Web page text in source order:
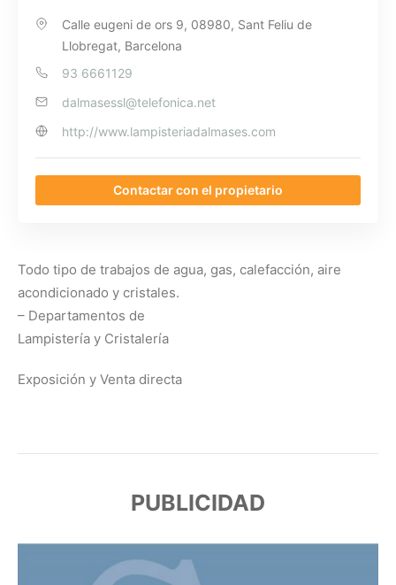
Calle eugeni de ors 9, 08980, Sant Feliu de
Llobregat, Barcelona
93 6661129
dalmasessl@telefonica.net
http://www.lampisteriadalmases.com
Contactar con el propietario
Todo tipo de trabajos de agua, gas, calefacción, aire
acondicionado y cristales.
– Departamentos de
Lampistería y Cristalería
Exposición y Venta directa
PUBLICIDAD